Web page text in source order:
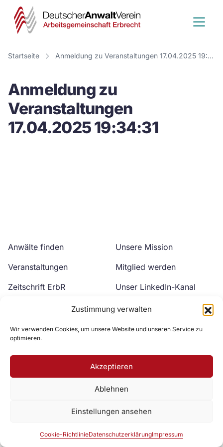
Zustimmung verwalten
Wir verwenden Cookies, um unsere Website und unseren Service zu
optimieren.
Akzeptieren
Ablehnen
Einstellungen ansehen
Cookie-RichtlinieDatenschutzerklärungImpressum
Deutscher
Anwalt
Verein
Startseite Anmeldung zu Veranstaltungen 17.04.2025 19:34:31
Anmeldung zu
Veranstaltungen
17.04.2025 19:34:31
Anwälte finden
Veranstaltungen
Zeitschrift ErbR
Unsere Mission
Mitglied werden
Unser LinkedIn-Kanal
Unser YouTube-Kanal
Zur DAV Webseite